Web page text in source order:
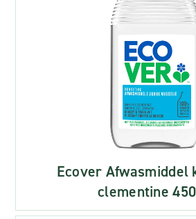
Ecover Afwasmiddel
clementine